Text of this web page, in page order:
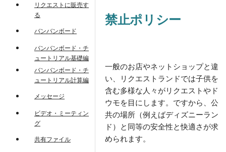
リクエストに販売す
る
バンバンボード
バンバンボード・チ
ュートリアル基礎編
バンバンボード・チ
ュートリアル計算編
メッセージ
ビデオ・ミーティン
グ
共有ファイル
禁止ポリシー
一般のお店やネットショップと違
い、リクエストランドでは子供を
含む多様な人々がリクエストやド
ウモを目にします。ですから、公
共の場所（例えばディズニーラン
ド）と同等の安全性と快適さが求
められます。